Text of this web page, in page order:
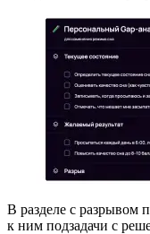
В разделе с разрывом
к ним подзадачи с